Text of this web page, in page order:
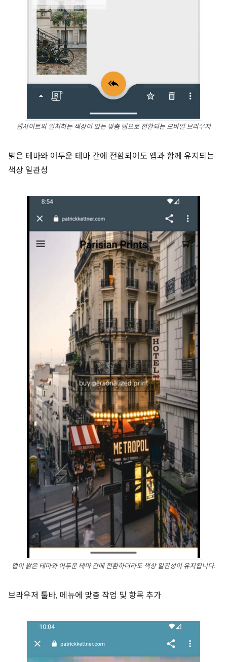
웹사이트와 일치하는 색상이 있는 맞춤 탭으로 전환되는 모바일 브라우저
밝은 테마와 어두운 테마 간에 전환되어도 앱과 함께 유지되는
색상 일관성
앱이 밝은 테마와 어두운 테마 간에 전환하더라도 색상 일관성이 유지됩니다.
브라우저 툴바, 메뉴에 맞춤 작업 및 항목 추가